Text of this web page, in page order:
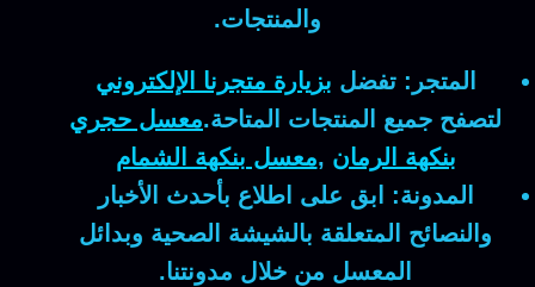
والمنتجات.
المتجر: تفضل بزيارة متجرنا الإلكتروني
لتصفح جميع المنتجات المتاحة.معسل حجري
بنكهة الرمان ,معسل بنكهة الشمام
المدونة:
ابق على اطلاع بأحدث الأخبار
والنصائح المتعلقة بالشيشة الصحية وبدائل
المعسل من خلال مدونتنا.